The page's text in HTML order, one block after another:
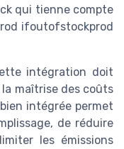
qui tienne compte
ifoutofstockprod
intégration doit
maîtrise des coûts
intégrée permet
de réduire
les émissions